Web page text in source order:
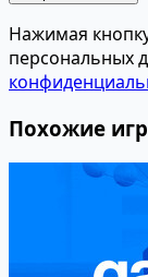
Нажимая
персональных
Похожие